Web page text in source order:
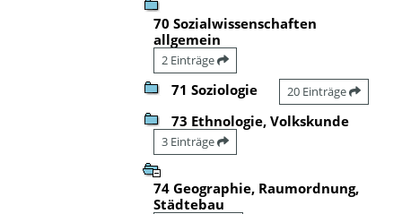
70 Sozialwissenschaften
allgemein
2 Einträge
71 Soziologie 20 Einträge
73 Ethnologie, Volkskunde
3 Einträge
74 Geographie, Raumordnung,
Städtebau